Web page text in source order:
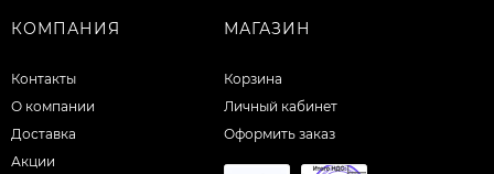
КОМПАНИЯ
Контакты
О компании
Доставка
Акции
МАГАЗИН
Корзина
Личный кабинет
Оформить заказ